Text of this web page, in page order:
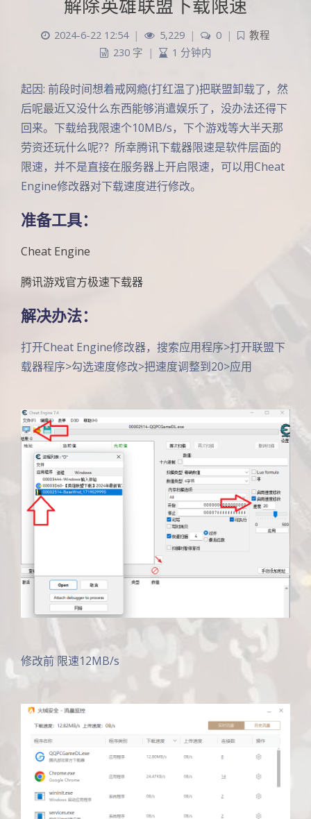
解除英雄联盟下载限速
2024-6-22 12:54 | 5,229 | 0 |
教程
230 字
| 1 分钟内
起因: 前段时间想着戒网瘾(打红温了)把联盟卸载了，然
后呢最近又没什么东西能够消遣娱乐了，没办法还得下
回来。下载给我限速个10MB/s，下个游戏等大半天那
劳资还玩什么呢?？所幸腾讯下载器限速是软件层面的
限速，并不是直接在服务器上开启限速，可以用Cheat
Engine修改器对下载速度进行修改。
准备工具：
Cheat Engine
腾讯游戏官方极速下载器
解决办法：
打开Cheat Engine修改器，搜索应用程序>打开联盟下
载器程序>勾选速度修改>把速度调整到20>应用
修改前 限速12MB/s